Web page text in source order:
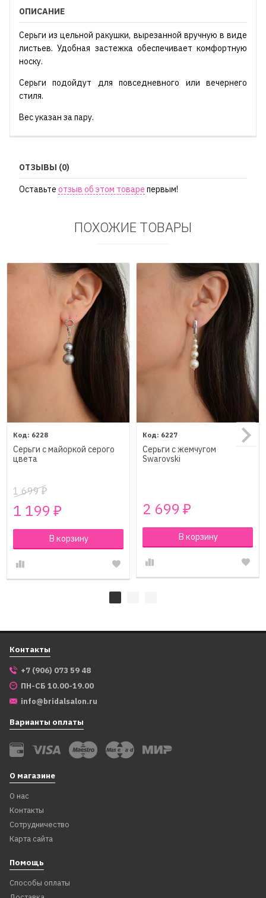
ОПИСАНИЕ
Серьги из цельной ракушки, вырезанной вручную в виде
листьев. Удобная застежка обеспечивает комфортную
носку.
Серьги подойдут для повседневного или вечернего
стиля.
Вес указан за пару.
ОТЗЫВЫ (0)
Оставьте отзыв об этом товаре первым!
ПОХОЖИЕ ТОВАРЫ
6228
Cерьги с майоркой серого
цвета
1 699₽
1 199 ₽
В корзину
6227
Cерьги с жемчугом
Swarovski
2 699 ₽
В корзину
Контакты
+7 (906) 073 59 48
ПН-СБ 10.00-19.00
info@bridalsalon.ru
Варианты оплаты
О магазине
О нас
Контакты
Сотрудничество
Карта сайта
Помощь
Способы оплаты